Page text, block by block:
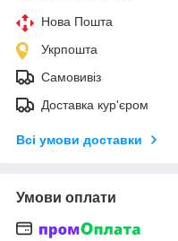
Нова Пошта
Укрпошта
Самовивіз
Доставка кур'єром
Всі умови доставки
Умови оплати